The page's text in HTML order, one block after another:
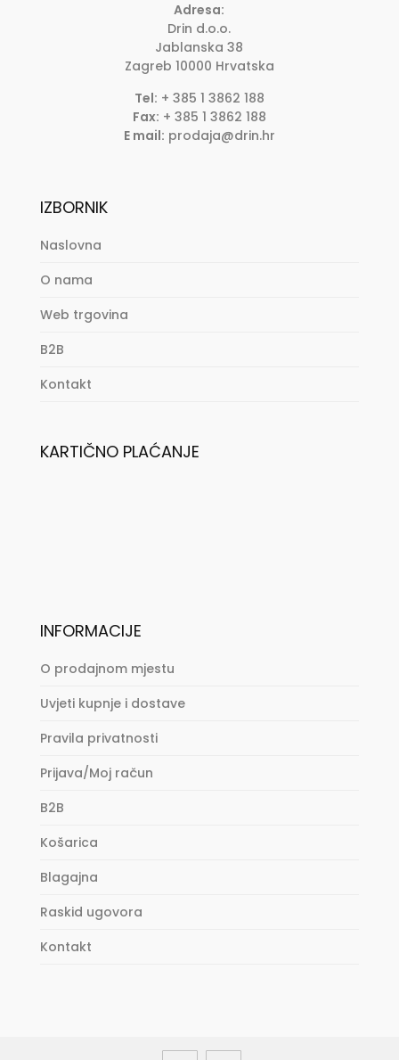
Adresa:
Drin d.o.o.
Jablanska 38
Zagreb 10000 Hrvatska
Tel: + 385 1 3862 188
Fax: + 385 1 3862 188
E mail: prodaja@drin.hr
IZBORNIK
Naslovna
O nama
Web trgovina
B2B
Kontakt
KARTIČNO PLAĆANJE
INFORMACIJE
O prodajnom mjestu
Uvjeti kupnje i dostave
Pravila privatnosti
Prijava/Moj račun
B2B
Košarica
Blagajna
Raskid ugovora
Kontakt